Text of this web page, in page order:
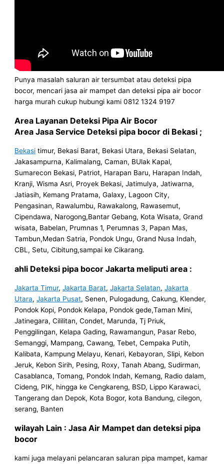
Punya masalah saluran air tersumbat atau deteksi pipa
bocor, mencari jasa air mampet dan deteksi pipa air bocor
harga murah cukup hubungi kami 0812 1324 9197
Area Layanan Deteksi Pipa Air Bocor
Area Jasa Service Deteksi pipa bocor di Bekasi ;
Bekasi timur, Bekasi Barat, Bekasi Utara, Bekasi Selatan,
Jakasampurna, Kalimalang, Caman, BUlak Kapal,
Sumarecon Bekasi, Patriot, Harapan Baru, Harapan Indah,
Kranji, Wisma Asri, Proyek Bekasi, Jatimulya, Jatiwarna,
Jatiasih, Kemang Pratama, Galaxy, Lagoon City,
Pengasinan, Rawalumbu, Rawakalong, Rawasemut,
Cipendawa, Narogong,Bantar Gebang, Kota Wisata, Grand
wisata, Babelan, Prumnas 1, Perumnas 3, Papan Mas,
Tambun,Medan Satria, Pondok Ungu, Grand Nusa Indah,
CBL, Setu, Cibitung,sampai ke Cikarang.
ahli Deteksi pipa bocor Jakarta meliputi area :
Jakarta Timur,Jakarta Barat,Jakarta Selatan,Jakarta
Utara,Jakarta Pusat, Senen, Pulogadung, Cakung, Klender,
Pondok Kopi, Pondok Kelapa, Pondok gede,Taman Mini,
Jatinegara, Cililitan, Condet, Marunda, Tj Priuk,
Penggilingan, Kelapa Gading, Rawamangun, Pasar Rebo,
Semanggi, Mampang, Cawang, Tebet, Cempaka Putih,
Kalibata, Kampung Melayu, Kenari, Kebayoran, Slipi, Kebon
Jeruk, Kebon Sirih, Pesing, Roxy, Tanah Abang, Sudirman,
Casablanca, Tomang, Pondok Indah, Kemang, Radio dalam,
Cideng, PIK, hingga ke Cengkareng, BSD, Lippo Karawaci,
Tangerang dan Depok, Kota Bogor, kota Bandung, cilegon,
serang, Banten
wilayah Lain : Jasa Air Mampet dan deteksi pipa
bocor
kami juga melayani pelancaran saluran pipa mampet, kamar